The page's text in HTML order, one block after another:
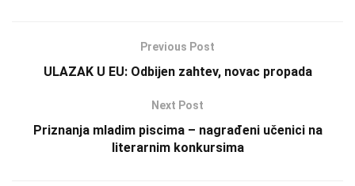
Previous Post
ULAZAK U EU: Odbijen zahtev, novac propada
Next Post
Priznanja mladim piscima – nagrađeni učenici na
literarnim konkursima